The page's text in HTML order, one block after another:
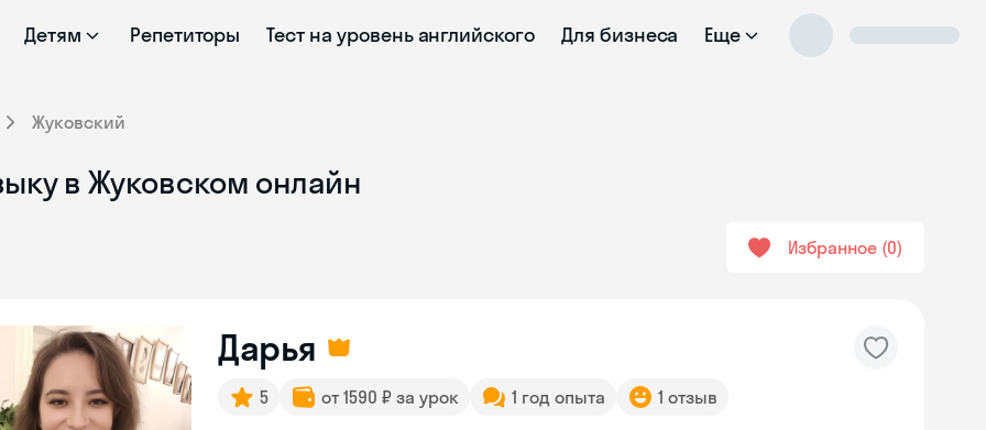
Детям Репетиторы Тест на уровень английского Для бизнеса Еще
Жуковский
в Жуковском онлайн
Избранное 0
Дарья
5 от 1590 ₽ за урок 1 год опыта 1 отзыв